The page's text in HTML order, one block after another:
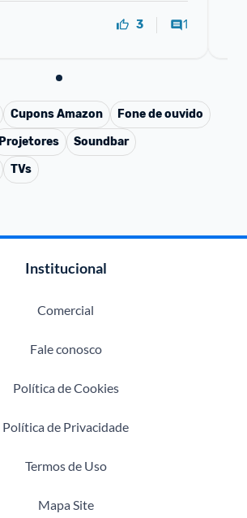
3 1
CuponsAmazon
Fone de ouvido
Projetores
Soundbar
TVs
Institucional
Comercial
Fale conosco
Política de Cookies
Política de Privacidade
Termos de Uso
Mapa Site